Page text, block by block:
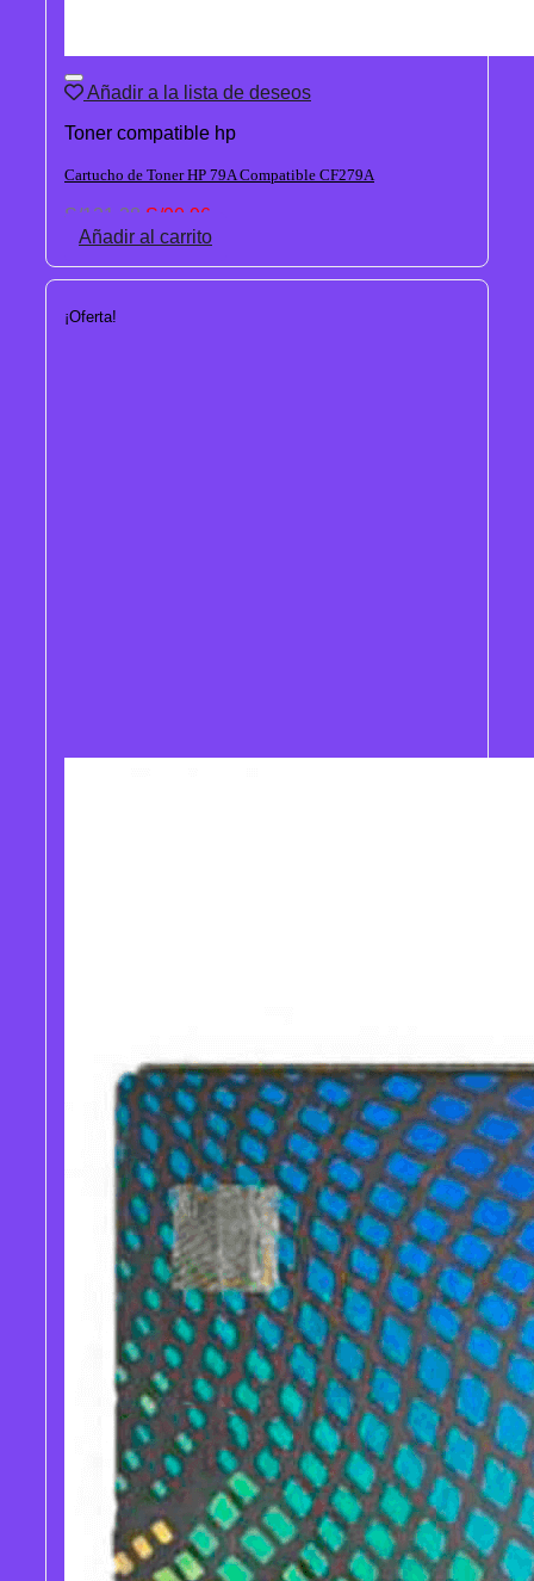
Añadir a la lista de deseos
Toner compatible hp
Cartucho de Toner HP 79A Compatible CF279A
S/121.28 El
precio
era:
S/90.96
precio
es:
Añadir al carrito
¡Oferta!